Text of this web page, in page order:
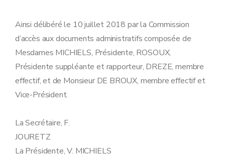
Ainsi délibéré le 10 juillet 2018 par la Commission
d’accès aux documents administratifs composée de
Mesdames MICHIELS, Présidente, ROSOUX,
Présidente suppléante et rapporteur, DREZE, membre
effectif, et de Monsieur DE BROUX, membre effectif et
Vice-Président.
La Secrétaire, F.
JOURETZ
La Présidente, V. MICHIELS